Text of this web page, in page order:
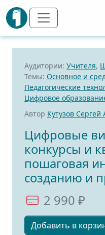
Аудитории: Учителя,
Темы: Основное и
Педагогические
Цифровое
Автор Кутузов Сергей
Цифровые
конкурсы и
пошаговая
созданию и
2 990 ₽
Добавить в